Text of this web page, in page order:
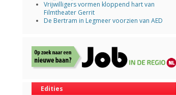
Vrijwilligers vormen kloppend hart van
Filmtheater Gerrit
De Bertram in Legmeer voorzien van AED
Edities